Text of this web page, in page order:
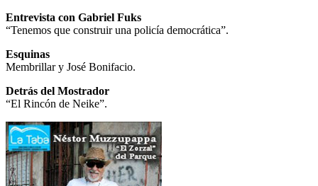
Entrevista con Gabriel Fuks
“Tenemos que construir una policía democrática”.
Esquinas
Membrillar y José Bonifacio.
Detrás del Mostrador
“El Rincón de Neike”.